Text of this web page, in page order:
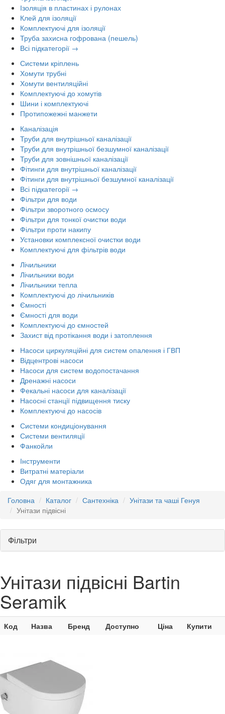
Ізоляція в пластинах і рулонах
Клей для ізоляції
Комплектуючі для ізоляції
Труба захисна гофрована (пешель)
Всі підкатегорії →
Системи кріплень
Хомути трубні
Хомути вентиляційні
Комплектуючі до хомутів
Шини і комплектуючі
Протипожежні манжети
Каналізація
Труби для внутрішньої каналізації
Труби для внутрішньої безшумної каналізації
Труби для зовнішньої каналізації
Фітинги для внутрішньої каналізації
Фітинги для внутрішньої безшумної каналізації
Всі підкатегорії →
Фільтри для води
Фільтри зворотного осмосу
Фільтри для тонкої очистки води
Фільтри проти накипу
Установки комплексної очистки води
Комплектуючі для фільтрів води
Лічильники
Лічильники води
Лічильники тепла
Комплектуючі до лічильників
Ємності
Ємності для води
Комплектуючі до ємностей
Захист від протікання води і затоплення
Насоси циркуляційні для систем опалення і ГВП
Відцентрові насоси
Насоси для систем водопостачання
Дренажні насоси
Фекальні насоси для каналізації
Насосні станції підвищення тиску
Комплектуючі до насосів
Системи кондиціонування
Системи вентиляції
Фанкойли
Інструменти
Витратні матеріали
Одяг для монтажника
Головна
Каталог Сантехніка
Унітази та чаші Генуя
Унітази підвісні
Фільтри
Унітази підвісні Bartin
Seramik
Код Назва Бренд Доступно Ціна Купити